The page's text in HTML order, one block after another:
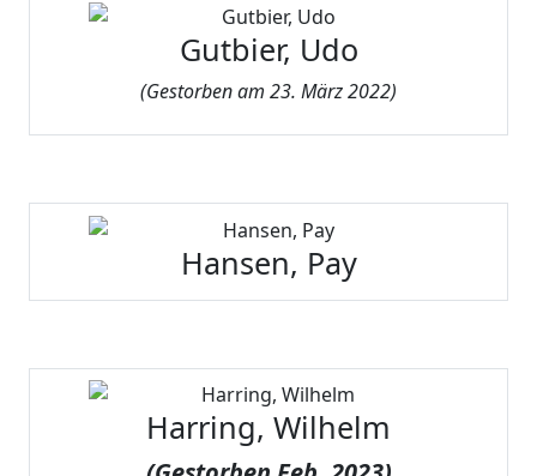
Gutbier, Udo
(Gestorben am 23. März 2022)
Hansen, Pay
Harring, Wilhelm